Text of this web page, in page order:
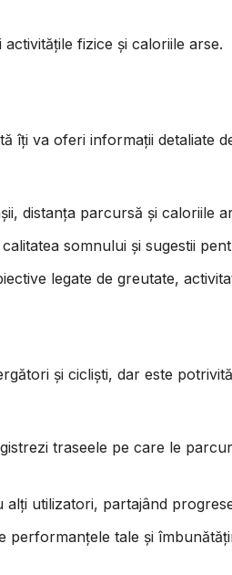
activitățile fizice și caloriile arse.
îți va oferi informații detaliate
distanța parcursă și caloriile
somnului și sugestii
legate de greutate,
și cicliști, dar este
traseele pe care le
alți utilizatori, partajând
performanțele tale și